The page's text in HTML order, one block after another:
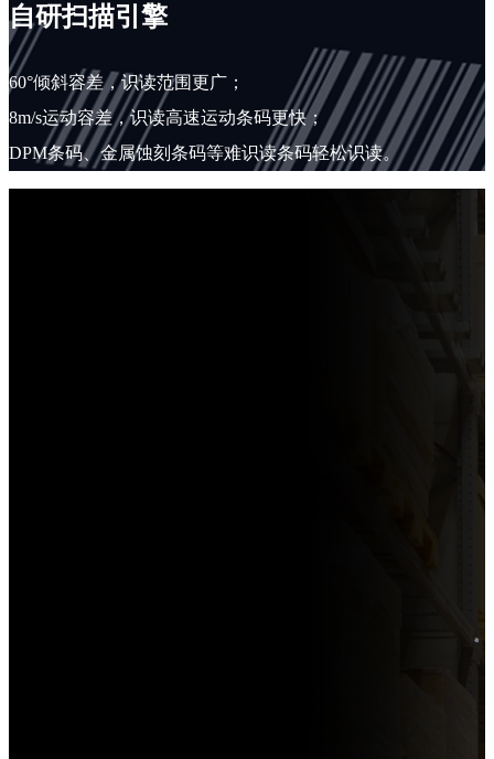
自研扫描引擎
60°倾斜容差，识读范围更广；
8m/s运动容差，识读高速运动条码更快；
DPM条码、金属蚀刻条码等难识读条码轻松识读。